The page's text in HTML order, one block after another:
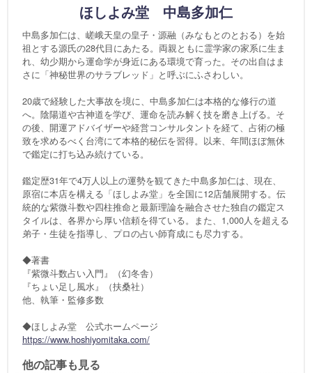
ほしよみ堂 中島多加仁
中島多加仁は、嵯峨天皇の皇子・源融（みなもとのとおる）を始
祖とする源氏の28代目にあたる。両親ともに霊学家の家系に生ま
れ、幼少期から運命学が身近にある環境で育った。その出自はま
さに「神秘世界のサラブレッド」と呼ぶにふさわしい。
20歳で経験した大事故を境に、中島多加仁は本格的な修行の道
へ。陰陽道や古神道を学び、運命を読み解く技を磨き上げる。そ
の後、開運アドバイザーや経営コンサルタントを経て、占術の極
致を求めるべく台湾にて本格的秘伝を習得。以来、年間ほぼ無休
で鑑定に打ち込み続けている。
鑑定歴31年で4万人以上の運勢を観てきた中島多加仁は、現在、
原宿に本店を構える「ほしよみ堂」を全国に12店舗展開する。伝
統的な紫微斗数や四柱推命と最新理論を融合させた独自の鑑定ス
タイルは、各界から厚い信頼を得ている。また、1,000人を超える
弟子・生徒を指導し、プロの占い師育成にも尽力する。
◆著書
『紫微斗数占い入門』（幻冬舎）
『ちょい足し風水』（扶桑社）
他、執筆・監修多数
◆ほしよみ堂 公式ホームページ
https://www.hoshiyomitaka.com/
他の記事も見る